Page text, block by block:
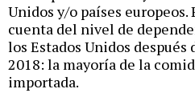
Unidos y/o países
cuenta del nivel de
los Estados Unidos
2018: la mayoría de la
importada.